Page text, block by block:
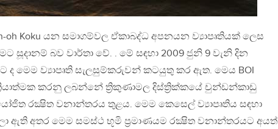
oh Koku යන සමාගම්වල ඒකාබද්ධ අපනයන ව්‍යාපෘතියක් ලෙස
සූදානම් බව වාර්තා වේ. . මේ සඳහා 2009 ජුනි 9 වැනි දින
ද මෙම ව්‍යාපෘති සැලසුම්කරුවන් කටයුතු කර ඇත. මෙය BOI
කරනු ලබන්නේ ත්‍රිකුණාමල දිස්ත්‍රික්කයේ චුන්ඩන්කාඩු
රක්‍ෂිත වනාන්තරය තුළය. මෙම කෙසෙල් ව්‍යාපෘතිය සඳහා
ඇති අතර මෙම සමස්ථ භූමි ප්‍රමාණයම රක්‍ෂිත වනාන්තරයට අයත්